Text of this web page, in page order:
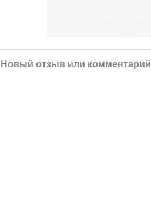
Новый отзыв или комментарий